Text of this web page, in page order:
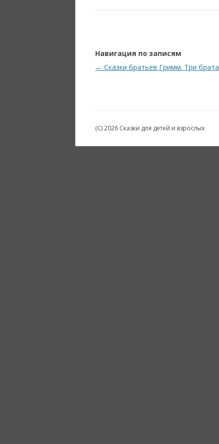
Навигация по записям
← Сказки братьев Гримм. Три брата
(C) 2026 Сказки для детей и взрослых